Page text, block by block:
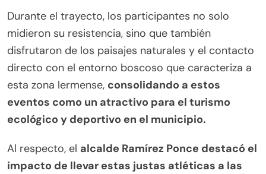
Durante el trayecto, los participantes no solo
midieron su resistencia, sino que también
disfrutaron de los paisajes naturales y el contacto
directo con el entorno boscoso que caracteriza a
esta zona lermense, consolidando a estos
eventos como un atractivo para el turismo
ecológico y deportivo en el municipio.
Al respecto, el alcalde Ramírez Ponce destacó el
impacto de llevar estas justas atléticas a las